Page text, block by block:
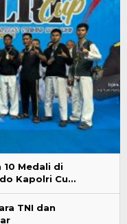
10 Medali di
Kapolri Cu…
TNI dan